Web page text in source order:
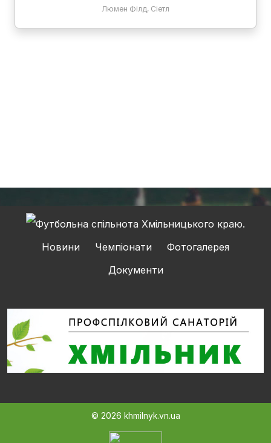
Люмен Філд, Сіетл
Новини Чемпіонати
Фотогалерея
Документи
© 2026 khmilnyk.vn.ua